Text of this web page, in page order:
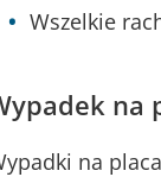
Wszelkie
na
na